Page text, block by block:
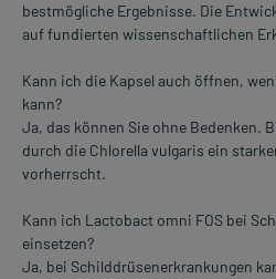
bestmögliche Ergebnisse. Die
auf fundierten wissenschaftlichen
Kann ich die Kapsel auch öffnen,
kann?
Ja, das können Sie ohne Bedenken.
durch die Chlorella vulgaris ein
vorherrscht.
Kann ich Lactobact omni FOS bei
einsetzen?
Ja, bei Schilddrüsenerkrankungen